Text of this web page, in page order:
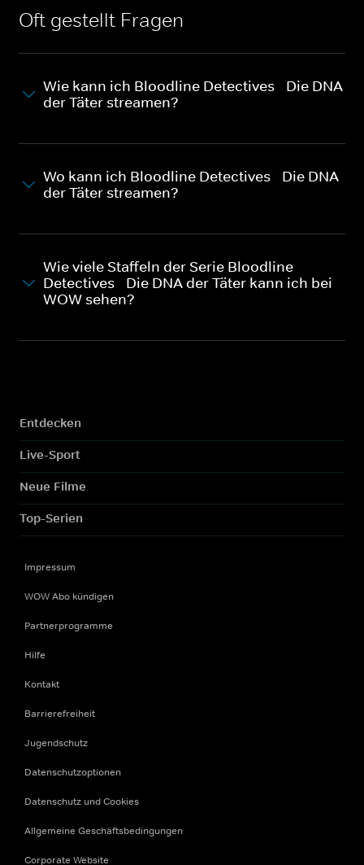
Oft gestellt Fragen
Wie kann ich Bloodline Detectives - Die DNA
der Täter streamen?
Wo kann ich Bloodline Detectives - Die DNA
der Täter streamen?
Wie viele Staffeln der Serie Bloodline
Detectives - Die DNA der Täter kann ich bei
WOW sehen?
Entdecken
Live-Sport
Neue Filme
Top-Serien
Impressum
WOW Abo kündigen
Partnerprogramme
Hilfe
Kontakt
Barrierefreiheit
Jugendschutz
Datenschutzoptionen
Datenschutz und Cookies
Allgemeine Geschäftsbedingungen
Corporate Website